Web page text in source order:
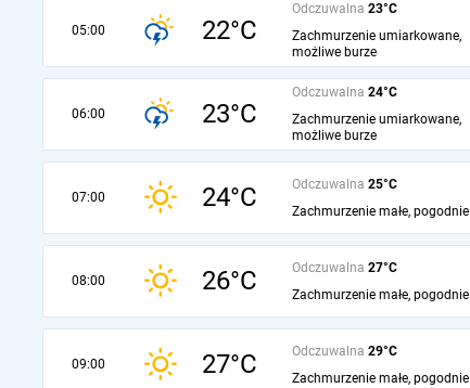
05:00 22°C
Odczuwalna 23°C
Zachmurzenie umiarkowane,
możliwe burze
06:00 23°C
Odczuwalna 24°C
Zachmurzenie umiarkowane,
możliwe burze
07:00 24°C Odczuwalna 25°C
Zachmurzenie małe, pogodnie
08:00 26°C Odczuwalna 27°C
Zachmurzenie małe, pogodnie
09:00 27°C Odczuwalna 29°C
Zachmurzenie małe, pogodnie